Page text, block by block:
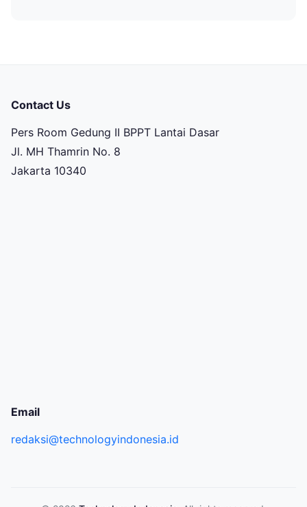
Contact Us
Pers Room Gedung II BPPT Lantai Dasar
Jl. MH Thamrin No. 8
Jakarta 10340
Email
redaksi@technologyindonesia.id